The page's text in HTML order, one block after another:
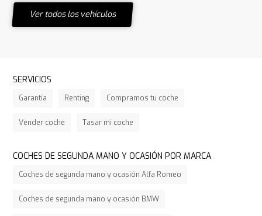
Ver todos los vehículos
SERVICIOS
Garantía Renting Compramos tu coche
Vender coche Tasar mi coche
COCHES DE SEGUNDA MANO Y OCASIÓN POR MARCA
Coches de segunda mano y ocasión Alfa Romeo
Coches de segunda mano y ocasión BMW